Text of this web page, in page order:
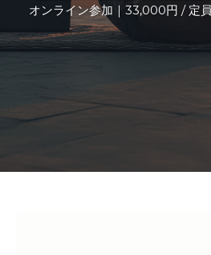
オンライン参加｜33,000円 / 定